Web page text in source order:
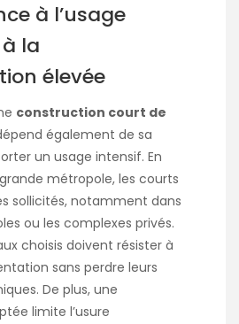
à l’usage
la
élevée
construction court de
également de sa
un usage intensif. En
métropole, les courts
sollicités, notamment dans
ou les complexes privés.
choisis doivent résister à
sans perdre leurs
De plus, une
limite l’usure